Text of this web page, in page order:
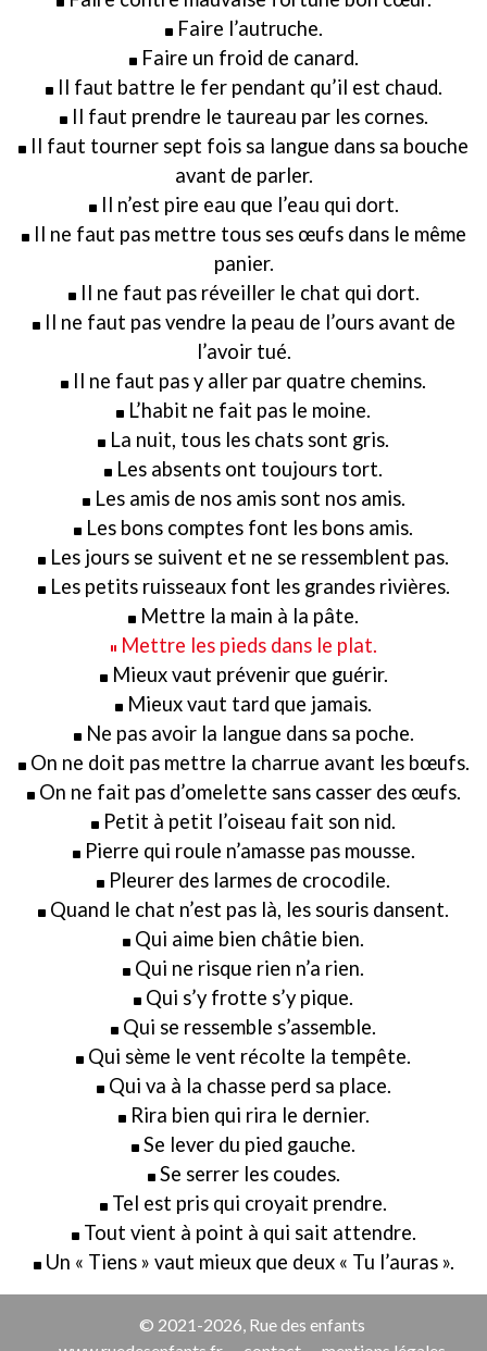
Faire l’autruche.
Faire un froid de canard.
Il faut battre le fer pendant qu’il est chaud.
Il faut prendre le taureau par les cornes.
Il faut tourner sept fois sa langue dans sa bouche
avant de parler.
Il n’est pire eau que l’eau qui dort.
Il ne faut pas mettre tous ses œufs dans le même
panier.
Il ne faut pas réveiller le chat qui dort.
Il ne faut pas vendre la peau de l’ours avant de
l’avoir tué.
Il ne faut pas y aller par quatre chemins.
L’habit ne fait pas le moine.
La nuit, tous les chats sont gris.
Les absents ont toujours tort.
Les amis de nos amis sont nos amis.
Les bons comptes font les bons amis.
Les jours se suivent et ne se ressemblent pas.
Les petits ruisseaux font les grandes rivières.
Mettre la main à la pâte.
Mettre les pieds dans le plat.
Mieux vaut prévenir que guérir.
Mieux vaut tard que jamais.
Ne pas avoir la langue dans sa poche.
On ne doit pas mettre la charrue avant les bœufs.
On ne fait pas d’omelette sans casser des œufs.
Petit à petit l’oiseau fait son nid.
Pierre qui roule n’amasse pas mousse.
Pleurer des larmes de crocodile.
Quand le chat n’est pas là, les souris dansent.
Qui aime bien châtie bien.
Qui ne risque rien n’a rien.
Qui s’y frotte s’y pique.
Qui se ressemble s’assemble.
Qui sème le vent récolte la tempête.
Qui va à la chasse perd sa place.
Rira bien qui rira le dernier.
Se lever du pied gauche.
Se serrer les coudes.
Tel est pris qui croyait prendre.
Tout vient à point à qui sait attendre.
Un « Tiens » vaut mieux que deux « Tu l’auras ».
© 2021-2026, Rue des enfants